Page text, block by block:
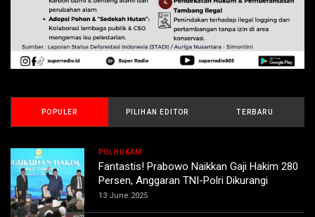
POPULER PILIHAN EDITOR TERBARU
POLHUKAM
Fantastis! Prabowo Naikkan Gaji Hakim 280
Persen, Anggaran TNI-Polri Dikurangi
13 June 2025